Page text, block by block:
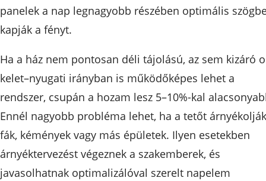
panelek a nap legnagyobb részében optimális
kapják a fényt.
Ha a ház nem pontosan déli tájolású, az sem kizáró
kelet–nyugati irányban is működőképes lehet a
rendszer, csupán a hozam lesz 5–10%-kal
Ennél nagyobb probléma lehet, ha a tetőt árnyékolják
fák, kémények vagy más épületek. Ilyen esetekben
árnyéktervezést végeznek a szakemberek, és
javasolhatnak optimalizálóval szerelt napelem